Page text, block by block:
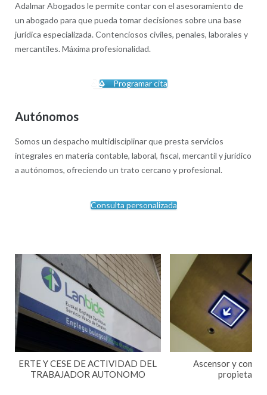
Adalmar Abogados le permite contar con el asesoramiento de
un abogado para que pueda tomar decisiones sobre una base
jurídica especializada. Contenciosos civiles, penales, laborales y
mercantiles. Máxima profesionalidad.
Programar cita
Autónomos
Somos un despacho multidisciplinar que presta servicios
integrales en materia contable, laboral, fiscal, mercantil y jurídico
a autónomos, ofreciendo un trato cercano y profesional.
Consulta personalizada
ERTE Y CESE DE ACTIVIDAD DEL
TRABAJADOR AUTONOMO
Ascensor y
propietarios